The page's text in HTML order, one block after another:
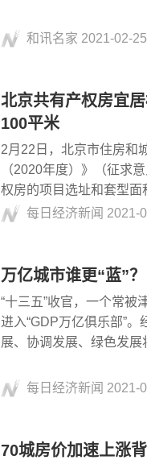
和讯名家 2021-02-25
北京共有产权房宜
100平米
2月22日，北京市住房和
（2020年度）》（征求
权房的项目选址和套型
研究院每日经济新闻 2021-
万亿城市谁更“蓝”？
“十三五”收官，一个常被
进入“GDP万亿俱乐部”
展、协调发展、绿色发展
每日经济新闻 2021-
70城房价加速上涨